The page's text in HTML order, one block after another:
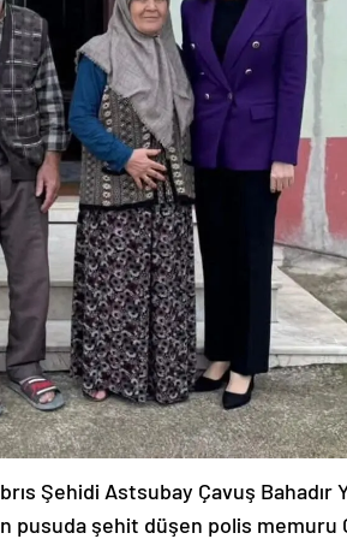
Şehidi Astsubay Çavuş Bahadır
pusuda şehit düşen polis memuru